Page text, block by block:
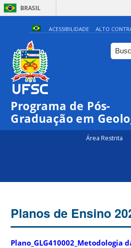
BRASIL
ACESSIBILIDADE ALTO
Programa de Pós-
Graduação em
Área Restrita
Planos de Ensino
Plano_GLG410002_Metodologia